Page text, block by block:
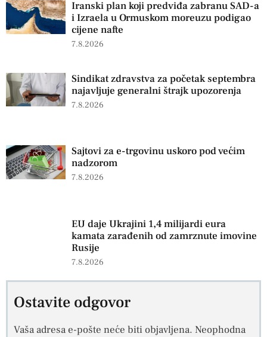
Iranski plan koji predviđa zabranu SAD-a
i Izraela u Ormuskom moreuzu podigao
cijene nafte
7.8.2026
Sindikat zdravstva za početak septembra
najavljuje generalni štrajk upozorenja
7.8.2026
Sajtovi za e-trgovinu uskoro pod većim
nadzorom
7.8.2026
EU daje Ukrajini 1,4 milijardi eura
kamata zarađenih od zamrznute imovine
Rusije
7.8.2026
Ostavite odgovor
Vaša adresa e-pošte neće biti objavljena. Neophodna